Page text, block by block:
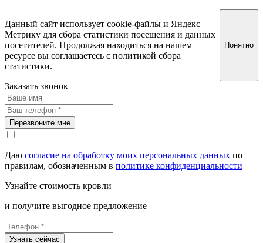
Данный сайт использует cookie-файлы и Яндекс
Метрику для сбора статистики посещения и данных
посетителей. Продолжая находиться на нашем
ресурсе вы соглашаетесь с политикой сбора
статистики.
Понятно
Заказать звонок
Перезвоните мне
Даю согласие на обработку моих персональных данных по
правилам, обозначенным в политике конфиденциальности
Узнайте стоимость кровли
и получите выгодное предложение
Узнать сейчас